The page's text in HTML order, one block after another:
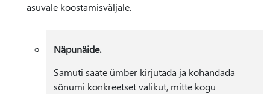
asuvale koostamisväljale.
Näpunäide.
Samuti saate ümber kirjutada ja kohandada
sõnumi konkreetset valikut, mitte kogu